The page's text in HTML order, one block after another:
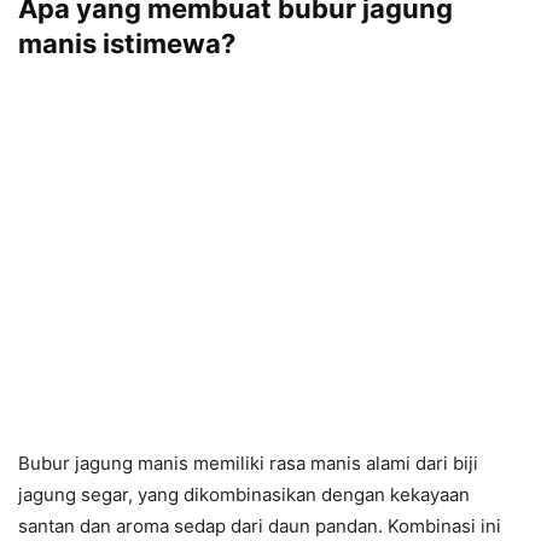
Apa yang membuat bubur jagung
manis istimewa?
Bubur jagung manis memiliki rasa manis alami dari biji
jagung segar, yang dikombinasikan dengan kekayaan
santan dan aroma sedap dari daun pandan. Kombinasi ini